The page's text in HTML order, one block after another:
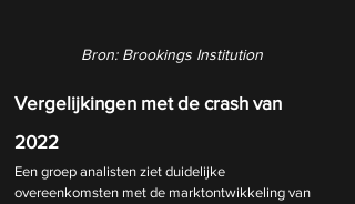
Bron: Brookings Institution
Vergelijkingen met de crash van
2022
Een groep analisten ziet duidelijke
overeenkomsten met de marktontwikkeling van